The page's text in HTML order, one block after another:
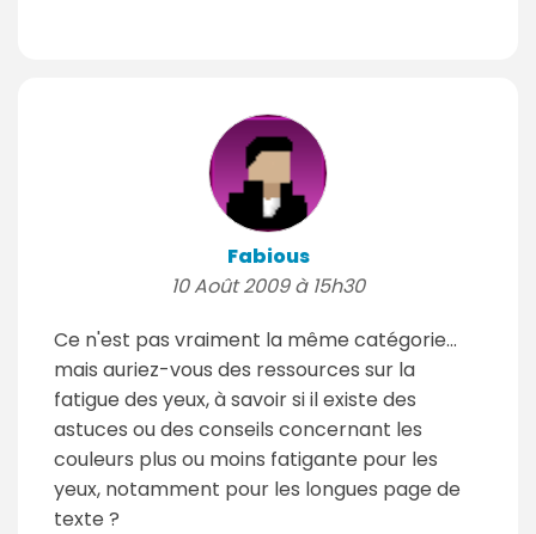
Fabious
10 Août 2009 à 15h30
Ce n'est pas vraiment la même catégorie...
mais auriez-vous des ressources sur la
fatigue des yeux, à savoir si il existe des
astuces ou des conseils concernant les
couleurs plus ou moins fatigante pour les
yeux, notamment pour les longues page de
texte ?